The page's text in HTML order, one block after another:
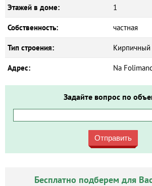
Этажей в доме: 1
Собственность: частная
Тип строения: Кирпичный
Адрес: Na
Задайте вопрос по
Отправить
Бесплатно подберем для